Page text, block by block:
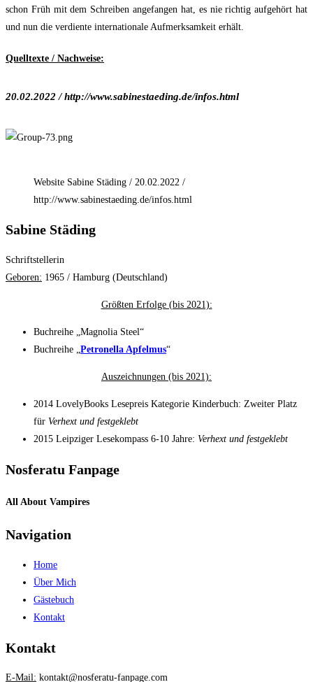
schon Früh mit dem Schreiben angefangen hat, es nie richtig aufgehört hat
und nun die verdiente internationale Aufmerksamkeit erhält.
Quelltexte / Nachweise:
20.02.2022 / http://www.sabinestaeding.de/infos.html
Website Sabine Städing / 20.02.2022 /
http://www.sabinestaeding.de/infos.html
Sabine Städing
Schriftstellerin
Geboren: 1965 / Hamburg (Deutschland)
Größten Erfolge (bis 2021):
Buchreihe „Magnolia Steel“
Buchreihe „Petronella Apfelmus“
Auszeichnungen (bis 2021):
2014 LovelyBooks Lesepreis Kategorie Kinderbuch: Zweiter Platz
für Verhext und festgeklebt
2015 Leipziger Lesekompass 6-10 Jahre: Verhext und festgeklebt
Nosferatu Fanpage
All About Vampires
Navigation
Home
Über Mich
Gästebuch
Kontakt
Kontakt
E-Mail: kontakt@nosferatu-fanpage.com